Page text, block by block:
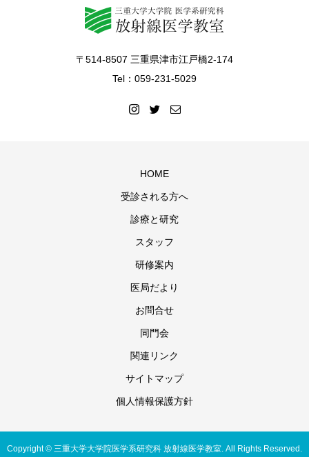
〒514-8507 三重県津市江戸橋2-174
Tel：059-231-5029
HOME
受診される方へ
診療と研究
スタッフ
研修案内
医局だより
お問合せ
同門会
関連リンク
サイトマップ
個人情報保護方針
Copyright © 三重大学大学院医学系研究科 放射線医学教室. All Rights Reserved.